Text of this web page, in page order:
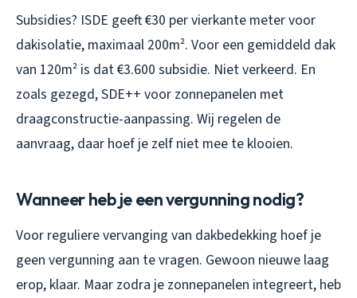
Subsidies? ISDE geeft €30 per vierkante meter voor
dakisolatie, maximaal 200m². Voor een gemiddeld dak
van 120m² is dat €3.600 subsidie. Niet verkeerd. En
zoals gezegd, SDE++ voor zonnepanelen met
draagconstructie-aanpassing. Wij regelen de
aanvraag, daar hoef je zelf niet mee te klooien.
Wanneer heb je een vergunning nodig?
Voor reguliere vervanging van dakbedekking hoef je
geen vergunning aan te vragen. Gewoon nieuwe laag
erop, klaar. Maar zodra je zonnepanelen integreert, heb